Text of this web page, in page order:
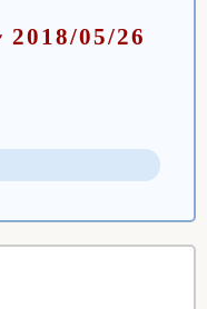
2018/05/26